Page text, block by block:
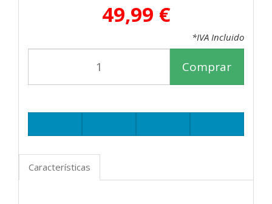
49,99 €
*IVA Incluido
Comprar
Características